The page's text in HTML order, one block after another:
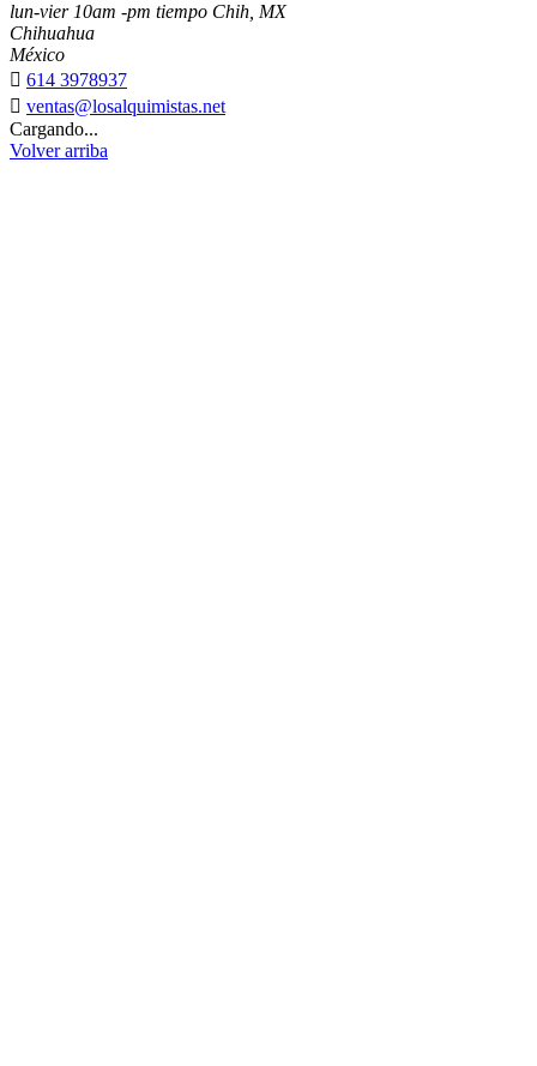
lun-vier 10am -pm tiempo Chih, MX
Chihuahua
México
 614 3978937
 ventas@losalquimistas.net
Cargando...
Volver arriba